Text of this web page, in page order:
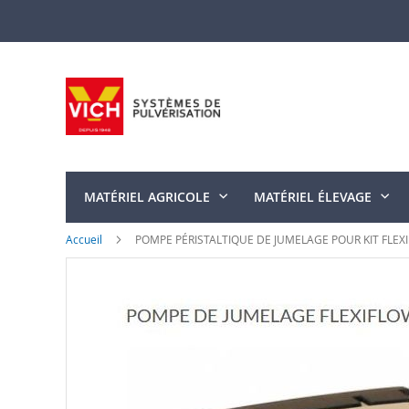
contenu
MATÉRIEL AGRICOLE MATÉRIEL ÉLEVAGE
Accueil POMPE PÉRISTALTIQUE DE JUMELAGE POUR KIT